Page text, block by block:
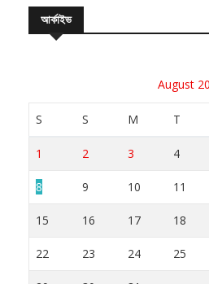
আর্কাইভ
August
S S M T
1 2 3 4
8 9 10 11
15 16 17 18
22 23 24 25